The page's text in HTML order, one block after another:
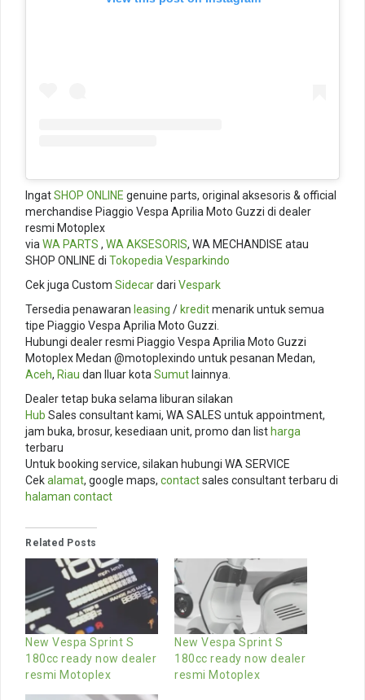
IngatSHOP ONLINE genuine parts, original aksesoris & official
merchandise Piaggio Vespa Aprilia Moto Guzzi di dealer
resmi Motoplex
viaWA PARTS , WA AKSESORIS, WA MECHANDISE atau
SHOP ONLINE di TokopediaVesparkindo
Cek juga Custom Sidecardari Vespark
Tersedia penawaran leasing / kreditmenarik untuk semua
tipe Piaggio Vespa Aprilia Moto Guzzi.
Hubungi dealer resmi Piaggio Vespa Aprilia Moto Guzzi
Motoplex Medan @motoplexindo untuk pesanan Medan,
Aceh, Riau dan lluar kotaSumut lainnya.
Dealer tetap buka selama liburan silakan
Hub Sales consultant kami, WA SALES untuk appointment,
jam buka, brosur, kesediaan unit, promo dan list harga
terbaru
Untuk booking service, silakan hubungi WA SERVICE
Cekalamat, google maps, contactsales consultant terbaru di
halaman contact
Related Posts
New Vespa Sprint S
180cc ready now dealer
resmi Motoplex
New Vespa Sprint S
180cc ready now dealer
resmi Motoplex